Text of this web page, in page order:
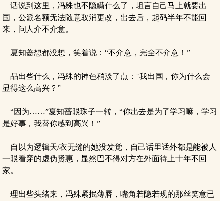
话说到这里，冯殊也不隐瞒什么了，坦言自己马上就要出
国，公派名额无法随意取消更改，出去后，起码半年不能回
来，问人介不介意。
夏知蔷想都没想，笑着说：“不介意，完全不介意！”
品出些什么，冯殊的神色稍淡了点：“我出国，你为什么会
显得这么高兴？”
“因为……”夏知蔷眼珠子一转，“你出去是为了学习嘛，学习
是好事，我替你感到高兴！”
自以为逻辑天/衣无缝的她没发觉，自己话里话外都是能被人
一眼看穿的虚伪贤惠，显然巴不得对方在外面待上十年不回
家。
理出些头绪来，冯殊紧抿薄唇，嘴角若隐若现的那丝笑意已